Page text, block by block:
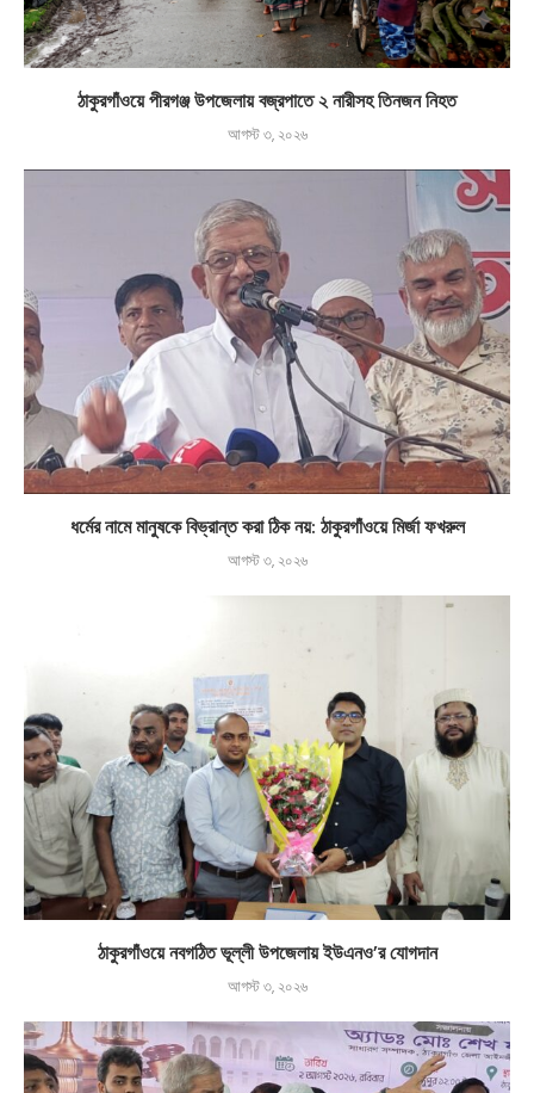
ঠাকুরগাঁওয়ে পীরগঞ্জ উপজেলায় বজ্রপাতে ২ নারীসহ তিনজন নিহত
আগস্ট ৩, ২০২৬
ধর্মের নামে মানুষকে বিভ্রান্ত করা ঠিক নয়: ঠাকুরগাঁওয়ে মির্জা ফখরুল
আগস্ট ৩, ২০২৬
ঠাকুরগাঁওয়ে নবগঠিত ভূল্লী উপজেলায় ইউএনও’র যোগদান
আগস্ট ৩, ২০২৬